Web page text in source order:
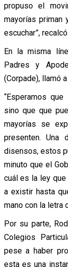
propuso el
mayorías priman
escuchar”, recalcó.
En la misma
Padres y
(Corpade), llamó
“Esperamos
sino que que
mayorías se
presenten. Una
disensos, estos
minuto que el
cuál es la ley que
a existir hasta
mano con la letra
Por su parte,
Colegios
pese a haber
esta es una